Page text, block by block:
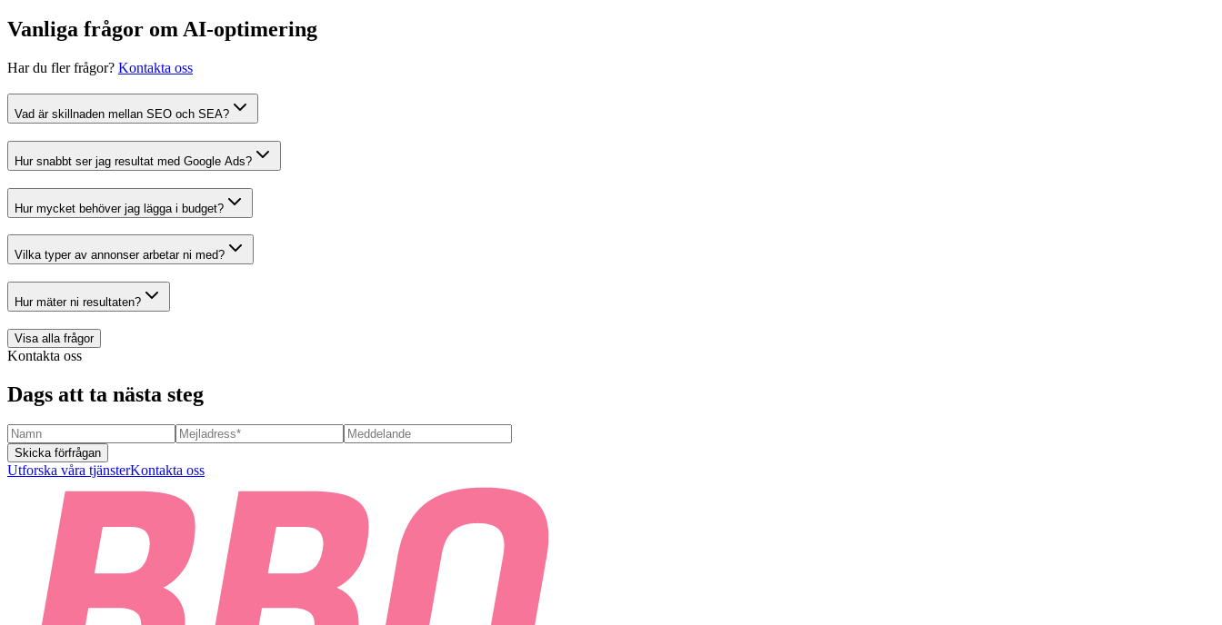
Vanliga frågor om AI-optimering
Har du fler frågor? Kontakta oss
Vad är skillnaden mellan SEO och SEA?
Hur snabbt ser jag resultat med Google Ads?
Hur mycket behöver jag lägga i budget?
Vilka typer av annonser arbetar ni med?
Hur mäter ni resultaten?
Visa alla frågor
Kontakta oss
Dags att ta nästa steg
Skicka förfrågan
Utforska våra tjänsterKontakta oss